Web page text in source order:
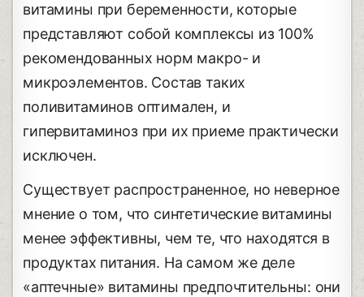
витамины при беременности, которые
представляют собой комплексы из 100%
рекомендованных норм макро- и
микроэлементов. Состав таких
поливитаминов оптимален, и
гипервитаминоз при их приеме практически
исключен.
Существует распространенное, но неверное
мнение о том, что синтетические витамины
менее эффективны, чем те, что находятся в
продуктах питания. На самом же деле
«аптечные» витамины предпочтительны: они